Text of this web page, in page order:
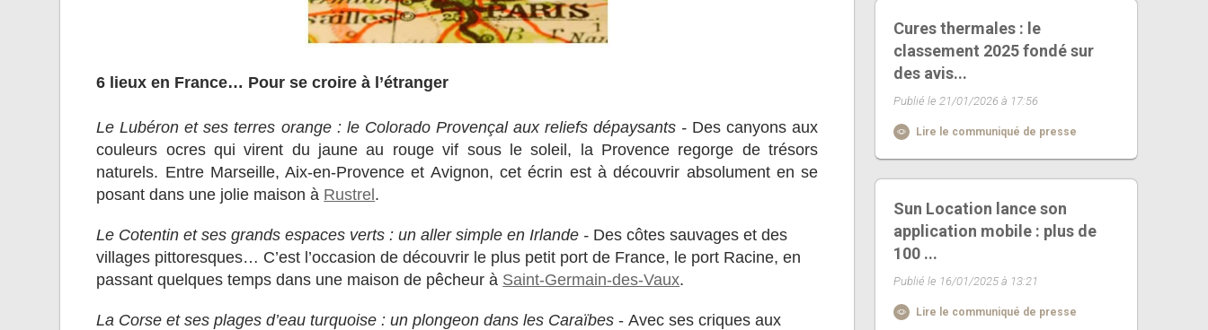
6 lieux en France… Pour se croire à l’étranger
Le Lubéron et ses terres orange : le Colorado Provençal aux reliefs dépaysants - Des canyons aux
couleurs ocres qui virent du jaune au rouge vif sous le soleil, la Provence regorge de trésors
naturels. Entre Marseille, Aix-en-Provence et Avignon, cet écrin est à découvrir absolument en se
posant dans une jolie maison à Rustrel .
Le Cotentin et ses grands espaces verts : un aller simple en Irlande - Des côtes sauvages et des
villages pittoresques… C’est l’occasion de découvrir le plus petit port de France, le port Racine, en
passant quelques temps dans une maison de pêcheur à Saint-Germain-des-Vaux.
La Corse et ses plages d’eau turquoise : un plongeon dans les Caraïbes - Avec ses criques aux
Cures thermales : le
classement 2025 fondé sur
des avis...
Publié le 21/01/2026 à 17:56
Lire le communiqué de presse
Sun Location lance son
application mobile : plus de
100 ...
Publié le 16/01/2025 à 13:21
Lire le communiqué de presse